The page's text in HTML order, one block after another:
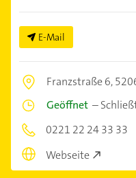
E-Mail
Franzstraße 6,
Geöffnet –
0221 22 24 33 33
Webseite